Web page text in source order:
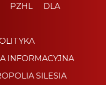
PZHL
DLA
INFORMACYJNA
SILESIA